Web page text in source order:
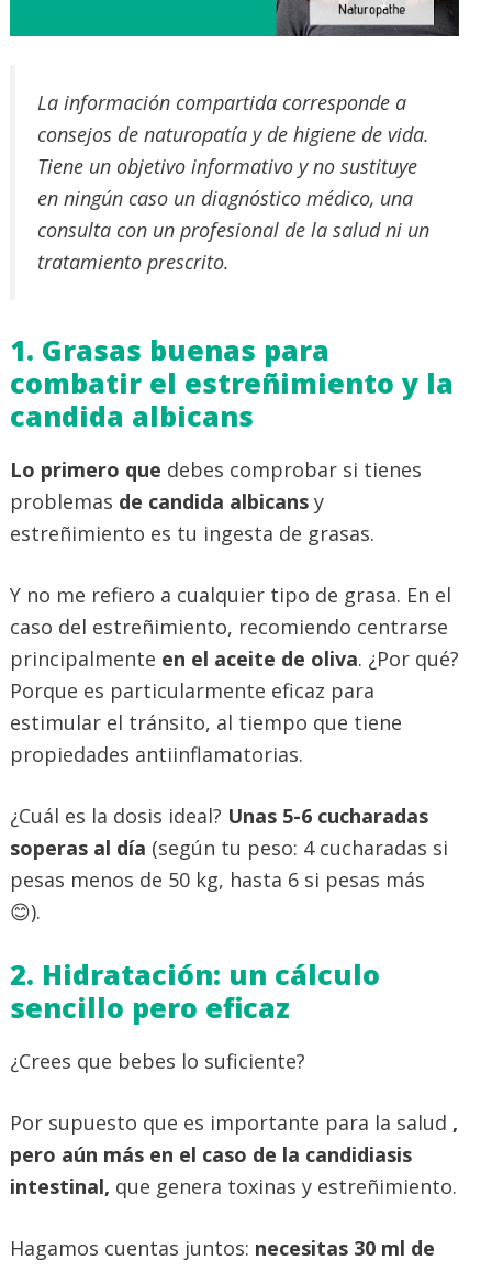
La información compartida corresponde a
consejos de naturopatía y de higiene de vida.
Tiene un objetivo informativo y no sustituye
en ningún caso un diagnóstico médico, una
consulta con un profesional de la salud ni un
tratamiento prescrito.
1. Grasas buenas para
combatir el estreñimiento y la
candida albicans
Lo primero que debes comprobar si tienes
problemas de candida albicans y
estreñimiento es tu ingesta de grasas.
Y no me refiero a cualquier tipo de grasa. En el
caso del estreñimiento, recomiendo centrarse
principalmente en el aceite de oliva. ¿Por qué?
Porque es particularmente eficaz para
estimular el tránsito, al tiempo que tiene
propiedades antiinflamatorias.
¿Cuál es la dosis ideal? Unas 5-6 cucharadas
soperas al día (según tu peso: 4 cucharadas si
pesas menos de 50 kg, hasta 6 si pesas más
😊).
2. Hidratación: un cálculo
sencillo pero eficaz
¿Crees que bebes lo suficiente?
Por supuesto que es importante para la salud ,
pero aún más en el caso de la candidiasis
intestinal, que genera toxinas y estreñimiento.
Hagamos cuentas juntos: necesitas 30 ml de